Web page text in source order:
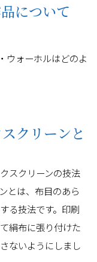
について
ウォーホルはどのよ
クリーンと
スクリーンの技法
とは、布目のあら
る技法です。印刷
絹布に張り付けた
ないようにしまし